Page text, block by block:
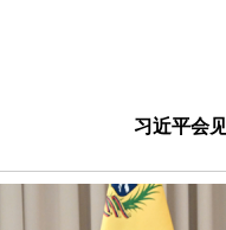
习近平会